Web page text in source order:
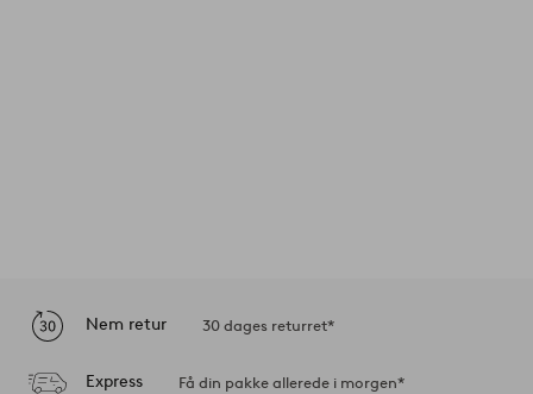
Nem retur 30 dages returret*
Express Få din pakke allerede i morgen*